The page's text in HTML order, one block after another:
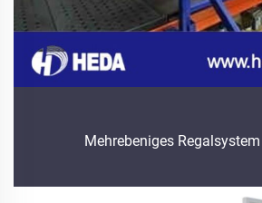
Mehrebeniges